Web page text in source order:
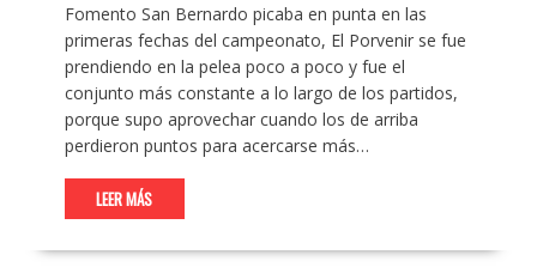
Fomento San Bernardo picaba en punta en las
primeras fechas del campeonato, El Porvenir se fue
prendiendo en la pelea poco a poco y fue el
conjunto más constante a lo largo de los partidos,
porque supo aprovechar cuando los de arriba
perdieron puntos para acercarse más…
LEER MÁS